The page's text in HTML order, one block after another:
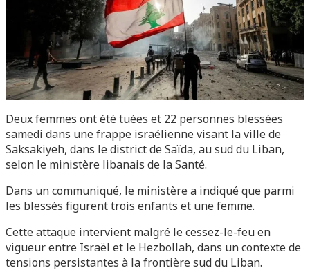
Deux femmes ont été tuées et 22 personnes blessées
samedi dans une frappe israélienne visant la ville de
Saksakiyeh, dans le district de Saïda, au sud du Liban,
selon le ministère libanais de la Santé.
Dans un communiqué, le ministère a indiqué que parmi
les blessés figurent trois enfants et une femme.
Cette attaque intervient malgré le cessez-le-feu en
vigueur entre Israël et le Hezbollah, dans un contexte de
tensions persistantes à la frontière sud du Liban.